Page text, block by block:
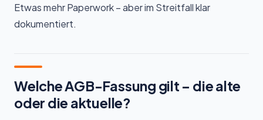
Etwas mehr Paperwork – aber im Streitfall klar
dokumentiert.
Welche AGB-Fassung gilt – die alte
oder die aktuelle?